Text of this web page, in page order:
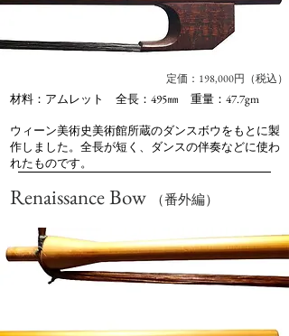
定価：198,000円（税込）
材料：アムレット 全長：495㎜ 重量：47.7gm
ウィーン美術史美術館所蔵のダンスボウをもとに製
作しました。全長が短く、ダンスの伴奏などに使わ
れたものです。
Renaissance Bow （番外編）